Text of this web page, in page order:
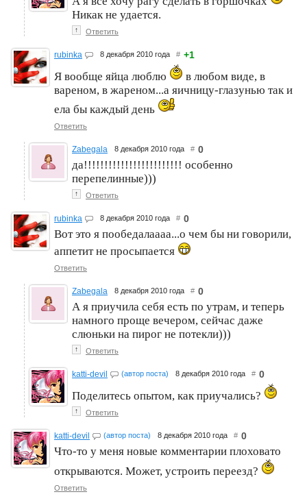
Никак не удается.
↑ Ответить
rubinka 8 декабря 2010 года # +1
Я вообще яйца люблю
в любом виде, в
вареном, в жареном...а яичницу-глазунью так и
ела бы каждый день
Ответить
Zabegala 8 декабря 2010 года # 0
да!!!!!!!!!!!!!!!!!!!!!!!! особенно
перепелинные)))
↑ Ответить
rubinka 8 декабря 2010 года # 0
Вот это я пообедалаааа...о чем бы ни говорили,
аппетит не просыпается
Ответить
Zabegala 8 декабря 2010 года # 0
А я приучила себя есть по утрам, и теперь
намного проще вечером, сейчас даже
слюньки на пирог не потекли)))
↑ Ответить
katti-devil (автор поста) 8 декабря 2010 года # 0
Поделитесь опытом, как приучались?
↑ Ответить
katti-devil (автор поста) 8 декабря 2010 года # 0
Что-то у меня новые комментарии плоховато
открываются. Может, устроить переезд?
Ответить